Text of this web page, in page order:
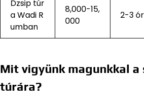
Dzsip túr
a Wadi R
umban
8,000-15,
000
2-3
Mit vigyünk magunkkal a
túrára?